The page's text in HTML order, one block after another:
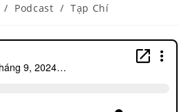
/ Podcast / Tạp Chí